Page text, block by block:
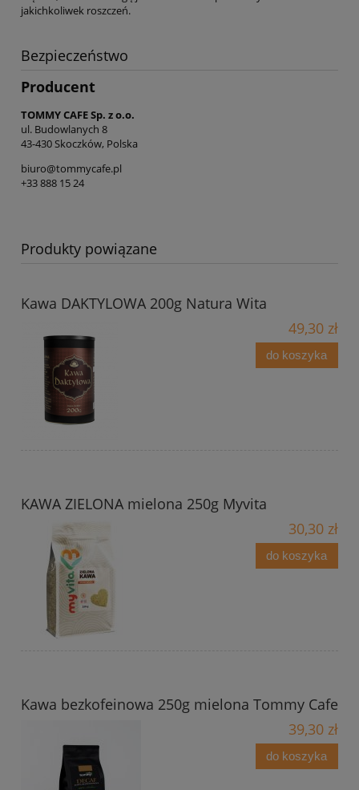
jakichkoliwek roszczeń.
Bezpieczeństwo
Producent
TOMMY CAFE Sp. z o.o.
ul. Budowlanych 8
43-430 Skoczków, Polska
biuro@tommycafe.pl
+33 888 15 24
Produkty powiązane
Kawa DAKTYLOWA 200g Natura Wita
49,30 zł
do koszyka
KAWA ZIELONA mielona 250g Myvita
30,30 zł
do koszyka
Kawa bezkofeinowa 250g mielona Tommy Cafe
39,30 zł
do koszyka